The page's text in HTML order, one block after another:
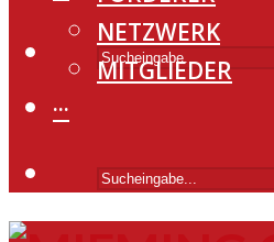
NETZWERK
MITGLIEDER
···